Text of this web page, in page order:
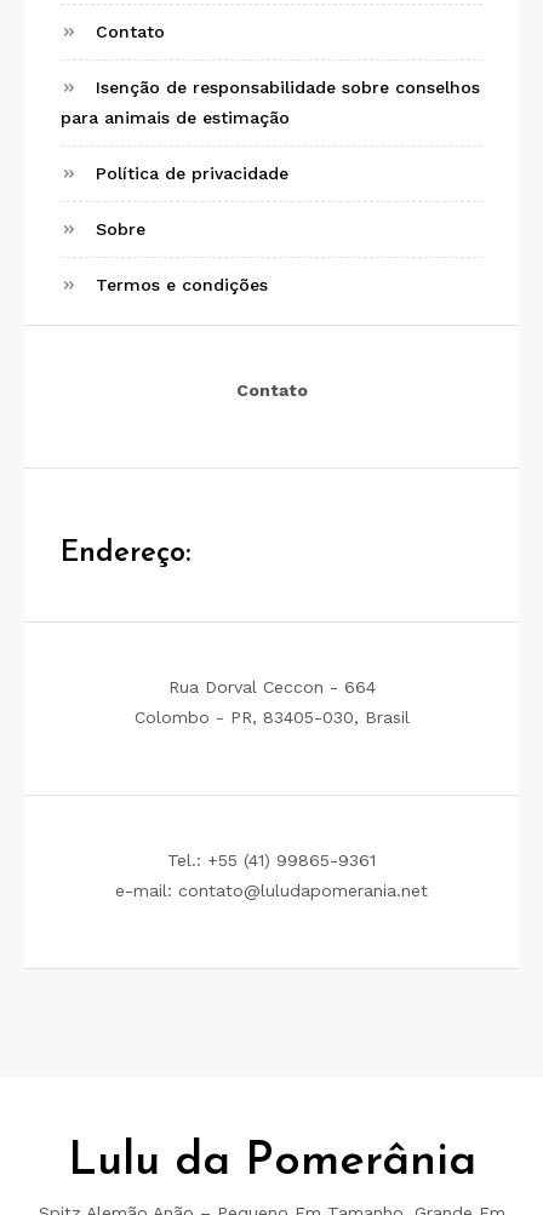
Contato
Isenção de responsabilidade sobre conselhos
para animais de estimação
Política de privacidade
Sobre
Termos e condições
Contato
Endereço:
Rua Dorval Ceccon - 664
Colombo - PR, 83405-030, Brasil
Tel.: +55 (41) 99865-9361
e-mail: contato@luludapomerania.net
Lulu da Pomerânia